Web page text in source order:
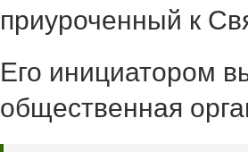
приуроченный к
Его инициатором
общественная